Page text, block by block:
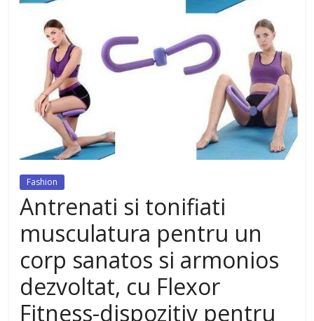
dezvoltat, cu Flexor Fitness-
Fashion
Antrenati si tonifiati
musculatura pentru un
corp sanatos si armonios
dezvoltat, cu Flexor
Fitness-dispozitiv pentru